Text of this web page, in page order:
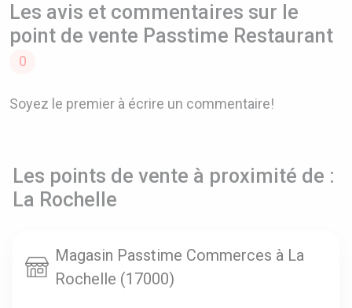
Les avis et commentaires sur le
point de vente Passtime Restaurant
0
Soyez le premier à écrire un commentaire!
Les points de vente à proximité de :
La Rochelle
Magasin Passtime Commerces à La
Rochelle (17000)